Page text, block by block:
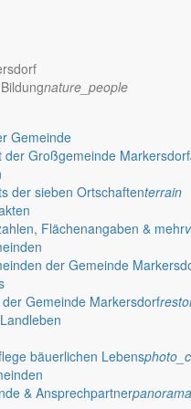
markersdorf.de
nature_people
Gemeinde
der Großgemeinde Markersdorf
der sieben Ortschaftenterrain
Flächenangaben & mehr
der Gemeinde
Gemeinde Markersdorf
bäuerlichen Lebens
& Ansprechpartner